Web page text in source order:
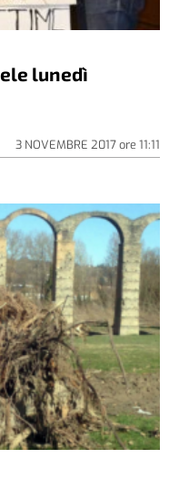
lunedì
3 NOVEMBRE 2017ore 11:11